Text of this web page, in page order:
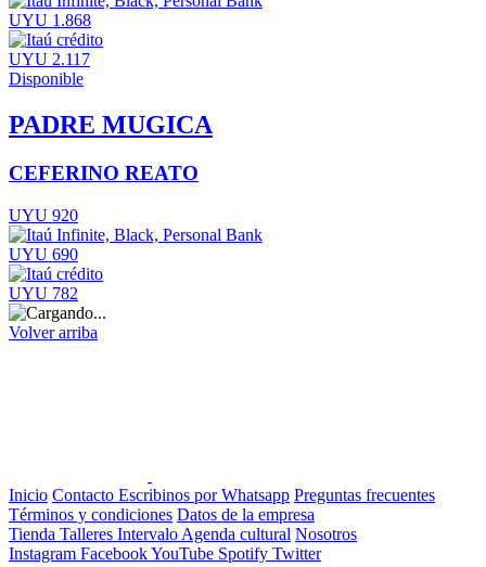
UYU 1.868
UYU 2.117
Disponible
PADRE MUGICA
CEFERINO REATO
UYU 920
UYU 690
UYU 782
Volver arriba
Inicio Contacto Escribinos por Whatsapp Preguntas frecuentes
Términos y condiciones Datos de la empresa
Tienda Talleres Intervalo Agenda cultural Nosotros
Instagram FacebookYouTube Spotify Twitter